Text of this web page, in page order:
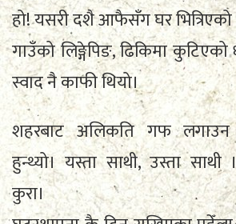
हो! यसरी दशै आफैसँग घर भित्रिएको
गाउँको लिङ्गेपिङ, ढिकिमा
स्वाद नै काफी थियो।
शहरबाट अलिकति गफ
हुन्थ्यो। यस्ता साथी, उस्ता
कुरा।